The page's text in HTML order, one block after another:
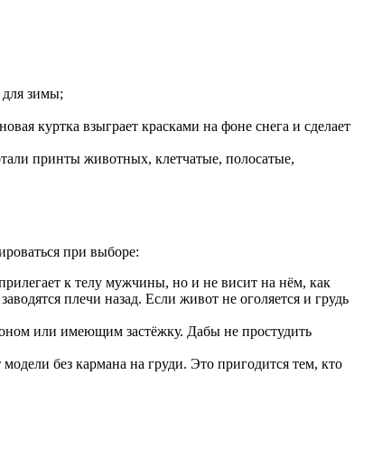
зимы;
куртка взыграет красками на фоне снега и сделает
принты животных, клетчатые, полосатые,
при выборе:
к телу мужчины, но и не висит на нём, как
плечи назад. Если живот не оголяется и грудь
или имеющим застёжку. Дабы не простудить
без кармана на груди. Это пригодится тем, кто